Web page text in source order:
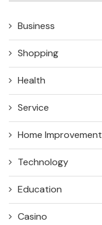
Business
Shopping
Health
Service
Home Improvement
Technology
Education
Casino